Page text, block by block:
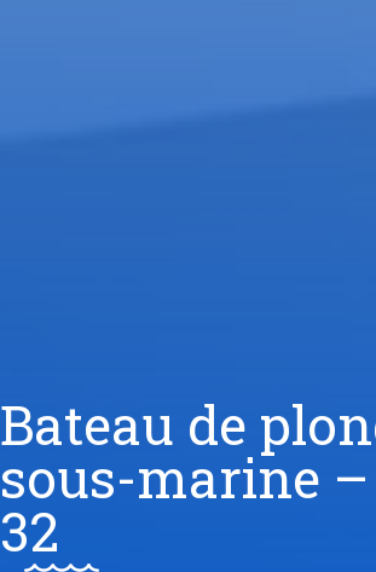
Bateau de
sous-marine –
32